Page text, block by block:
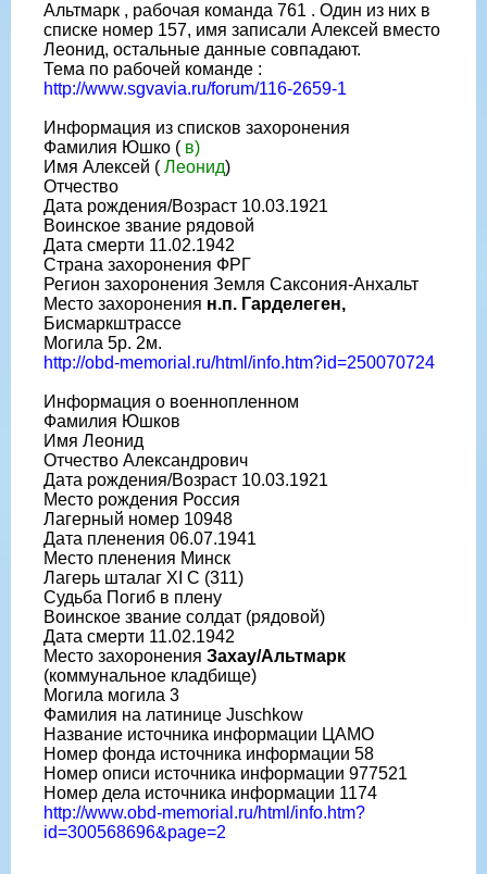
Альтмарк , рабочая команда 761 . Один из них в
списке номер 157, имя записали Алексей вместо
Леонид, остальные данные совпадают.
Тема по рабочей команде :
http://www.sgvavia.ru/forum/116-2659-1
Информация из списков захоронения
Фамилия Юшко ( в)
Имя Алексей ( Леонид)
Отчество
Дата рождения/Возраст 10.03.1921
Воинское звание рядовой
Дата смерти 11.02.1942
Страна захоронения ФРГ
Регион захоронения Земля Саксония-Анхальт
Место захоронения н.п. Гарделеген,
Бисмаркштрассе
Могила 5р. 2м.
http://obd-memorial.ru/html/info.htm?id=250070724
Информация о военнопленном
Фамилия Юшков
Имя Леонид
Отчество Александрович
Дата рождения/Возраст 10.03.1921
Место рождения Россия
Лагерный номер 10948
Дата пленения 06.07.1941
Место пленения Минск
Лагерь шталаг XI C (311)
Судьба Погиб в плену
Воинское звание солдат (рядовой)
Дата смерти 11.02.1942
Место захоронения Захау/Альтмарк
(коммунальное кладбище)
Могила могила 3
Фамилия на латинице Juschkow
Название источника информации ЦАМО
Номер фонда источника информации 58
Номер описи источника информации 977521
Номер дела источника информации 1174
http://www.obd-memorial.ru/html/info.htm?
id=300568696&page=2